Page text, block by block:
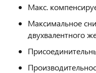
Макс.
Максимальное
двухвалентного